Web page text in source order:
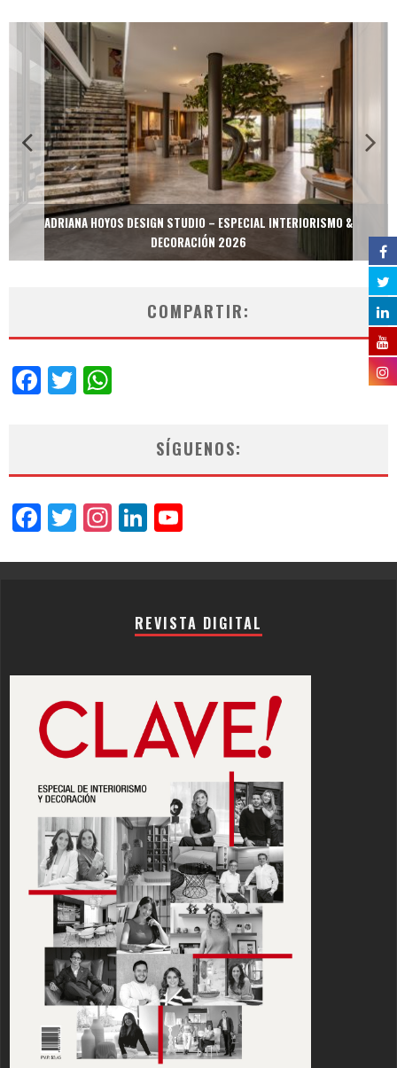
ADRIANA HOYOS DESIGN STUDIO – ESPECIAL INTERIORISMO &
DECORACIÓN 2026
COMPARTIR:
Facebook
Twitter
SÍGUENOS:
Facebook
Twitter
Instagram
LinkedIn
REVISTA DIGITAL